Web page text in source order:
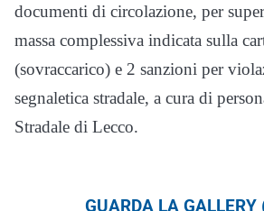
documenti di circolazione, per
massa complessiva indicata sulla
(sovraccarico) e 2 sanzioni per
segnaletica stradale, a cura di
Stradale di Lecco.
GUARDA LA